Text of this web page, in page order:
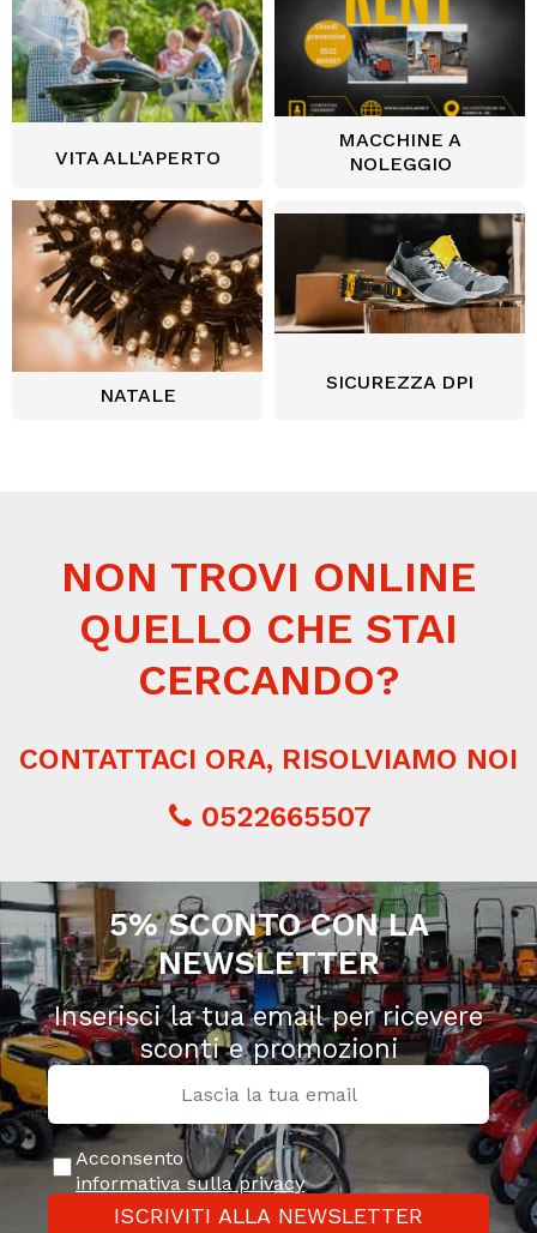
VITA ALL'APERTO
MACCHINE A
NOLEGGIO
NATALE
SICUREZZA DPI
NON TROVI ONLINE
QUELLO CHE STAI
CERCANDO?
CONTATTACI ORA, RISOLVIAMO NOI
0522665507
5% SCONTO CON LA
NEWSLETTER
Inserisci la tua email per ricevere
sconti e promozioni
Acconsento
informativa sulla privacy
ISCRIVITI ALLA NEWSLETTER